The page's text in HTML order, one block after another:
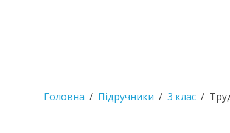
Головна Підручники 3 клас